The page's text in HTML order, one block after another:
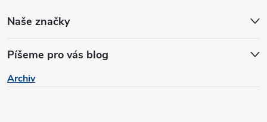
Naše značky
Píšeme pro vás blog
Archiv